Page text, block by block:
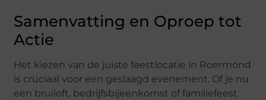
Samenvatting en Oproep tot
Actie
Het kiezen van de juiste feestlocatie in Roermond
is cruciaal voor een geslaagd evenement. Of je nu
een bruiloft, bedrijfsbijeenkomst of familiefeest